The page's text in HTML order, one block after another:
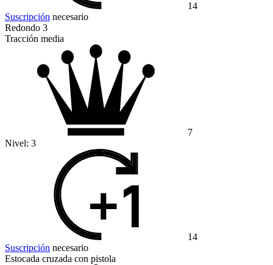
14
Suscripción necesario
Redondo 3
Tracción media
7
Nivel: 3
14
Suscripción necesario
Estocada cruzada con pistola